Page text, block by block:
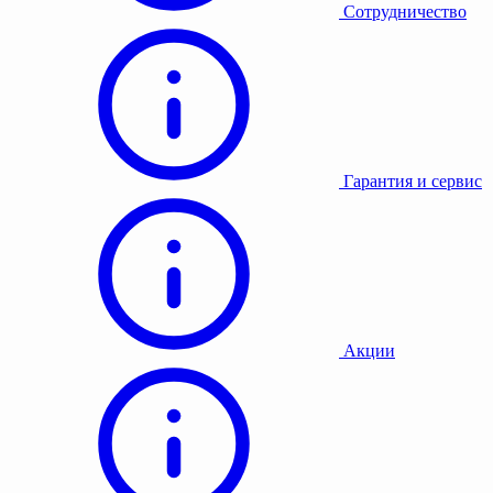
Сотрудничество
Гарантия и сервис
Акции